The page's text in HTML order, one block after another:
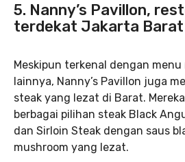
5. Nanny’s Pavillon,
terdekat Jakarta Barat
Meskipun terkenal dengan menu
lainnya, Nanny’s Pavillon juga
steak yang lezat di Barat.
berbagai pilihan steak Black
dan Sirloin Steak dengan saus
mushroom yang lezat.